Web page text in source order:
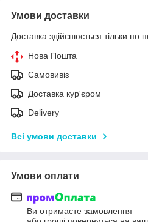
Умови доставки
Доставка здійснюється тільки по
Нова Пошта
Самовивіз
Доставка кур'єром
Delivery
Всі умови доставки
Умови оплати
Ви отримаєте замовлення